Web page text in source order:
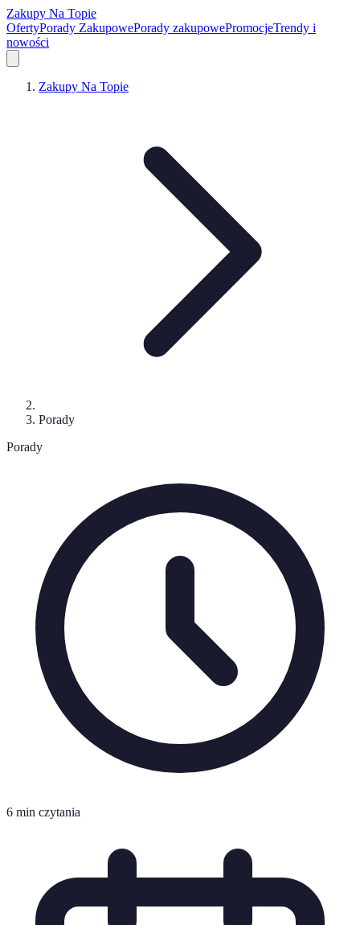
Zakupy Na Topie
OfertyPorady ZakupowePorady zakupowePromocjeTrendy i
nowości
Zakupy Na Topie
Porady
Porady
6 min czytania